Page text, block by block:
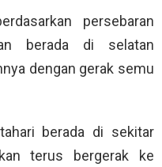
persebaran
berada di selatan
dengan gerak semu
berada di sekitar
terus bergerak ke